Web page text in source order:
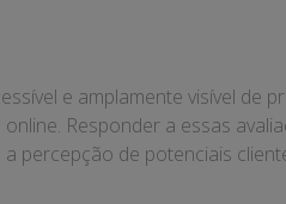
e amplamente visível de
Responder a essas
percepção de potenciais